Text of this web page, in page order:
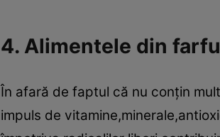
4. Alimentele din
În afară de faptul că nu conţin
impuls de